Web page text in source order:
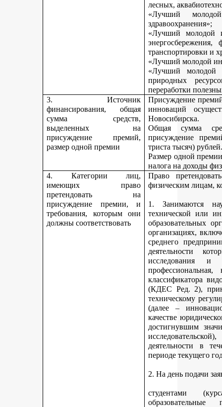
лесных,
«Лучший
здравоохранения»;
«Лучший молодой
транспортировки и
«Лучший молодой
«Лучший молодой
природных
переработки
3. Источник
финансирования, общая
сумма средств,
выделенных на
присуждение премий,
размер одной премии
Присуждение
инноваций
Новосибирска.
Общая сумма
присуждение
триста тысяч)
Размер одной
налога на доходы
4. Категории лиц,
имеющих право
претендовать на
присуждение премии, и
требования, которым они
должны соответствовать
Право
физическим лицам,
1. Занимаются
технической или
образовательных
организациях,
среднего
деятельности
исследования и
классификатора
(КДЕС Ред. 2),
техническому
(далее –
качестве
достигнувшим
деятельности в
периоде текущего
2. На день подачи
студентами
образовательные